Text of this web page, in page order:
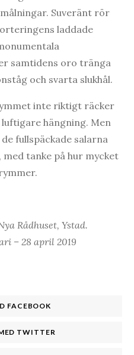
Suveränt rör
laddade
samtidens oro tränga
och svarta slukhål.
inte riktigt räcker
hängning. Men
fullspäckade salarna
tanke på hur mycket
Rådhuset, Ystad.
– 28 april 2019
FACEBOOK
TWITTER